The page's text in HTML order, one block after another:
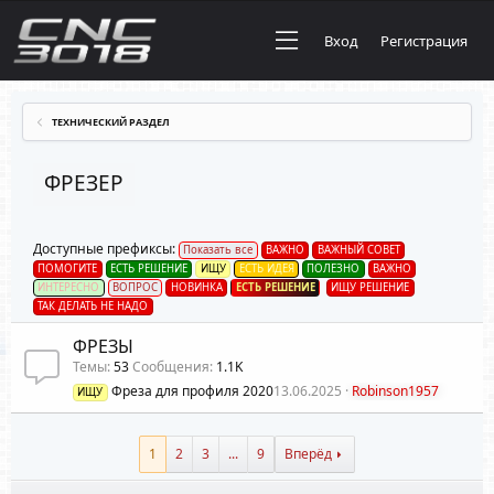
Вход Регистрация
ТЕХНИЧЕСКИЙ РАЗДЕЛ
ФРЕЗЕР
Доступные префиксы: Показать все ВАЖНО
ВАЖНЫЙ СОВЕТ
ПОМОГИТЕ
ЕСТЬ РЕШЕНИЕ ИЩУ ЕСТЬ ИДЕЯ ПОЛЕЗНО
ВАЖНО
ИНТЕРЕСНО
ВОПРОС НОВИНКА ЕСТЬ РЕШЕНИЕ
ИЩУ РЕШЕНИЕ
ТАК ДЕЛАТЬ НЕ НАДО
ФРЕЗЫ
Темы 53Сообщения 1.1K
ИЩУ Фреза для профиля 202013.06.2025 Robinson1957
1 2 3 ... 9 Вперёд